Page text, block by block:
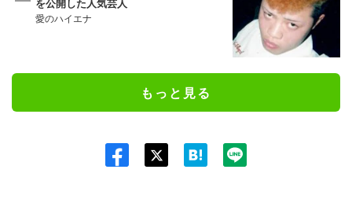
を公開した人気芸人
愛のハイエナ
もっと見る